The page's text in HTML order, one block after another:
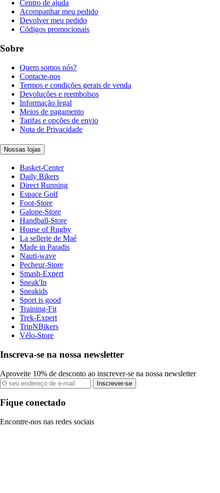
Centro de ajuda
Acompanhar meu pedido
Devolver meu pedido
Códigos promocionais
Sobre
Quem somos nós?
Contacte-nos
Termos e condições gerais de venda
Devoluções e reembolsos
Informação legal
Meios de pagamento
Tarifas e opções de envio
Nota de Privacidade
Nossas lojas
Basket-Center
Daily Bikers
Direct Running
Espace Golf
Foot-Store
Galope-Store
Handball-Store
House of Rugby
La sellerie de Maé
Made in Paradis
Nauti-wave
Pecheur-Store
Smash-Expert
Sneak'In
Sneakids
Sport is good
Training-Fit
Trek-Expert
TripNBikers
Vélo-Store
Inscreva-se na nossa newsletter
Aproveite 10% de desconto ao inscrever-se na nossa newsletter
Inscrever-se
Fique conectado
Encontre-nos nas redes sociais